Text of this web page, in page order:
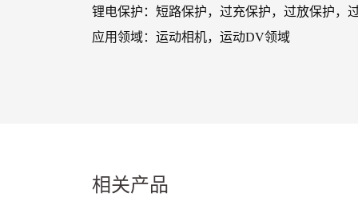
锂电保护：短路保护，过充保护，过放保护，
应用领域：运动相机，运动DV领域
相关产品